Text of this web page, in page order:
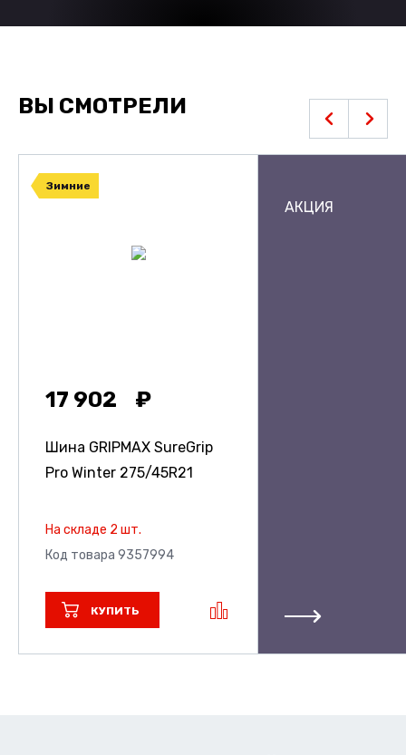
ВЫ СМОТРЕЛИ
Зимние
17 902
Шина GRIPMAX SureGrip
Pro Winter 275/45R21
На складе 2 шт.
Код товара 9357994
КУПИТЬ
АКЦИЯ